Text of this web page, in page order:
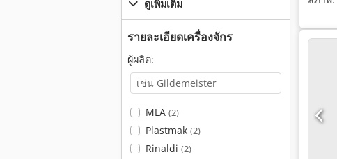
ดูเพิ่มเติม
รายละเอียดเครื่องจักร
ผู้ผลิต:
MLA (2)
Plastmak (2)
Rinaldi (2)